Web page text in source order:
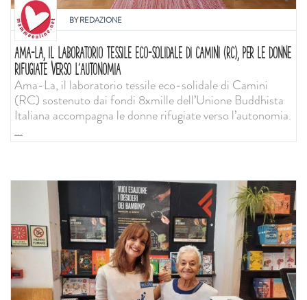
BYREDAZIONE
AMA-LA, IL LABORATORIO TESSILE ECO-SOLIDALE DI CAMINI (RC), PER LE DONNE
RIFUGIATE VERSO L’AUTONOMIA
Ama-La, il laboratorio tessile eco-solidale di Camini
(RC) sostenuto dai fondi 8xmille dell’Unione Buddhista
Italiana accompagna le donne rifugiate verso l’autonomia.
...